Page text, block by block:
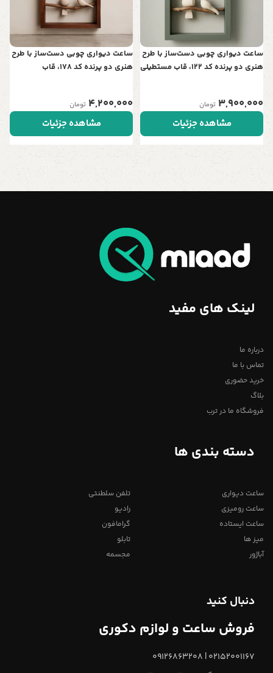
ساعت دیواری چوبی دست‌ساز با طرح
هنری دو پرنده کد 122، قاب مستطیلی
3,900,000 تومان
مشاهده جزئیات
ساعت دیواری چوبی دست‌ساز با طرح
هنری دو پرنده کد 178، قاب
4,200,000 تومان
مشاهده جزئیات
لینک های مفید
درباره ما
تماس با ما
خرید حضوری
بلاگ
فروشگاه ما در ترب
دسته بندی ها
ساعت دیواری
ساعت رومیزی
ساعت ایستاده
میز ها
آباژور
تلفن سلطنتی
رادیو
گرامافون
تابلو
مجسمه
دنبال کنید
فروش ساعت و لوازم دکوری
02152001167 | 09126863208